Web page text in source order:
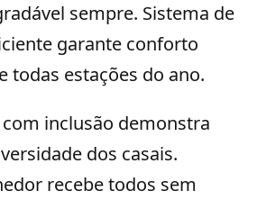
sempre. Sistema de
garante conforto
todas estações do ano.
inclusão demonstra
dos casais.
recebe todos sem